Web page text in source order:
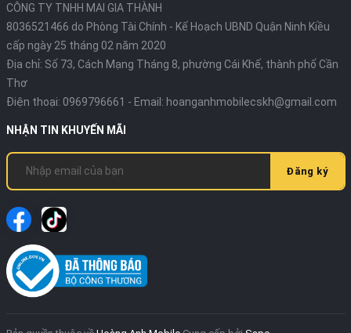
CÔNG TY TNHH MAI GIA THÀNH
8036521466 do Phòng Tài Chính - Kế Hoạch UBND Quận Ninh Kiều
cấp ngày 25 tháng 02 năm 2020
Địa chỉ: Số 73, Cách Mạng Tháng 8, phường Cái Khế, thành phố Cần
Thơ
Điện thoại: 0969796661 - Email: hoanganhmobilecskh@gmail.com
NHẬN TIN KHUYẾN MÃI
Đăng ký